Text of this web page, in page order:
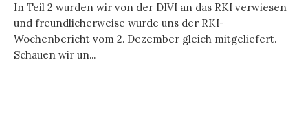
In Teil 2 wurden wir von der DIVI an das RKI verwiesen
und freundlicherweise wurde uns der RKI-
Wochenbericht vom 2. Dezember gleich mitgeliefert.
Schauen wir un...